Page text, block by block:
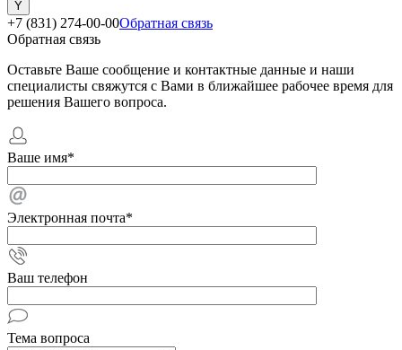
+7 (831) 274-00-00Обратная связь
Обратная связь
Оставьте Ваше сообщение и контактные данные и наши
специалисты свяжутся с Вами в ближайшее рабочее время для
решения Вашего вопроса.
Ваше имя*
Электронная почта*
Ваш телефон
Тема вопроса